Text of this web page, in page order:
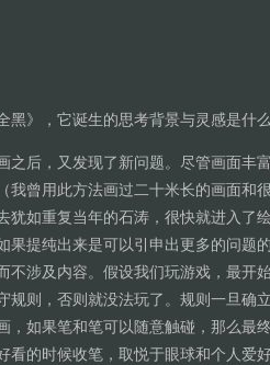
黑》，它诞生的思考背景与灵感是什
之后，又发现了新问题。尽管画面丰
我曾用此方法画过二十米长的画面和
犹如重复当年的石涛，很快就进入了
果提纯出来是可以引申出更多的问题
不涉及内容。假设我们玩游戏，最开
规则，否则就没法玩了。规则一旦确
，如果笔和笔可以随意触碰，那么最
看的时候收笔，取悦于眼球和个人爱